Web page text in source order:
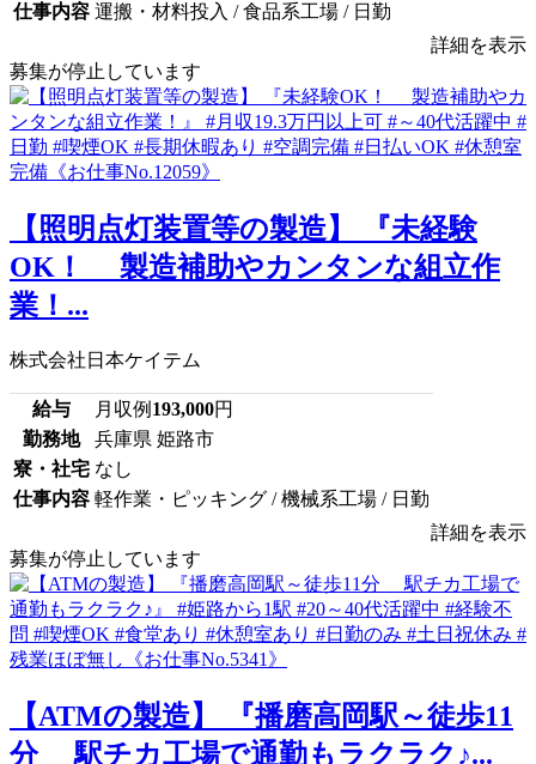
仕事内容 運搬・材料投入 / 食品系工場 / 日勤
詳細を表示
募集が停止しています
【照明点灯装置等の製造】 『未経験
OK！ 製造補助やカンタンな組立作
業！...
株式会社日本ケイテム
給与 月収例 193,000円
勤務地
兵庫県 姫路市
寮・社宅 なし
仕事内容 軽作業・ピッキング / 機械系工場 / 日勤
詳細を表示
募集が停止しています
【ATMの製造】 『播磨高岡駅～徒歩11
分 駅チカ工場で通勤もラクラク♪...